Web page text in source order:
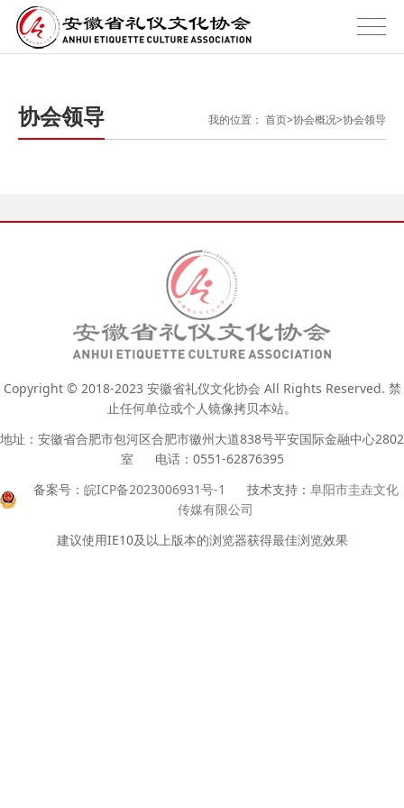
协会领导 我的位置： 首页>协会概况>协会领导
Copyright © 2018-2023 安徽省礼仪文化协会 All Rights Reserved. 禁
止任何单位或个人镜像拷贝本站。
地址：安徽省合肥市包河区合肥市徽州大道838号平安国际金融中心2802
室 电话：0551-62876395
备案号： 皖ICP备2023006931号-1 技术支持： 阜阳市圭垚文化
传媒有限公司
建议使用IE10及以上版本的浏览器获得最佳浏览效果